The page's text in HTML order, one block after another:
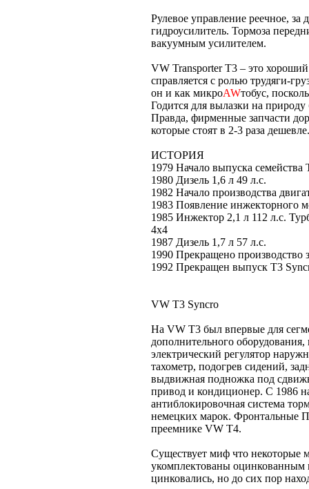
Рулевое управление реечное,
гидроусилитель. Тормоза
вакуумным усилителем.
VW Transporter T3 – это
справляется с ролью трудяги-
он и как микроAWтобус,
Годится для вылазки на
Правда, фирменные запчасти
которые стоят в 2-3 раза дешевле.
ИСТОРИЯ
1979 Начало выпуска семейства
1980 Дизель 1,6 л 49 л.с.
1982 Начало производства
1983 Появление инжекторного
1985 Инжектор 2,1 л 112 л.с.
4x4
1987 Дизель 1,7 л 57 л.с.
1990 Прекращено производство
1992 Прекращен выпуск T3
VW T3 Syncro
На VW T3 был впервые для
дополнительного
электрический регулятор
тахометр, подогрев сидений,
выдвижная подножка под
привод и кондиционер. С 1986
антиблокировочная система
немецких марок. Фронтальные
преемнике VW Т4.
Существует миф что
укомплектованы оцинкованным
цинковались, но до сих пор